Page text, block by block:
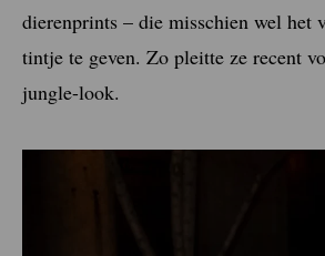
dierenprints – die misschien wel het
tintje te geven. Zo pleitte ze recent
jungle-look.